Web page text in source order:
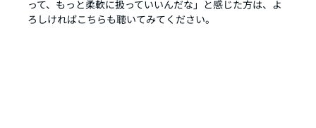
って、もっと柔軟に扱っていいんだな」と感じた方は、よ
ろしければこちらも聴いてみてください。